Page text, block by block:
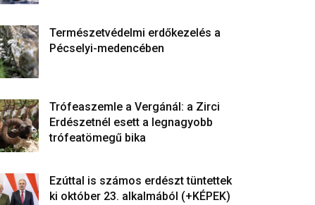
Természetvédelmi erdőkezelés a
Pécselyi-medencében
Trófeaszemle a Vergánál: a Zirci
Erdészetnél esett a legnagyobb
trófeatömegű bika
Ezúttal is számos erdészt tüntettek
ki október 23. alkalmából (+KÉPEK)